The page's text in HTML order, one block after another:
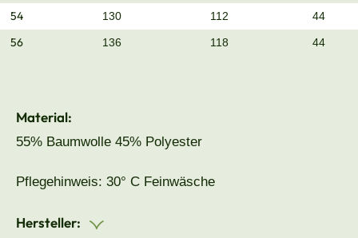
54 130 112 44
56 136 118 44
Material:
55% Baumwolle 45% Polyester
Pflegehinweis: 30° C Feinwäsche
Hersteller: